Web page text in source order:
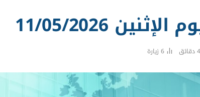
11/05/2026
4 دقائق 6 زيارة